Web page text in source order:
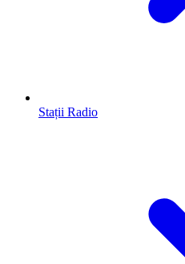
Stații Radio